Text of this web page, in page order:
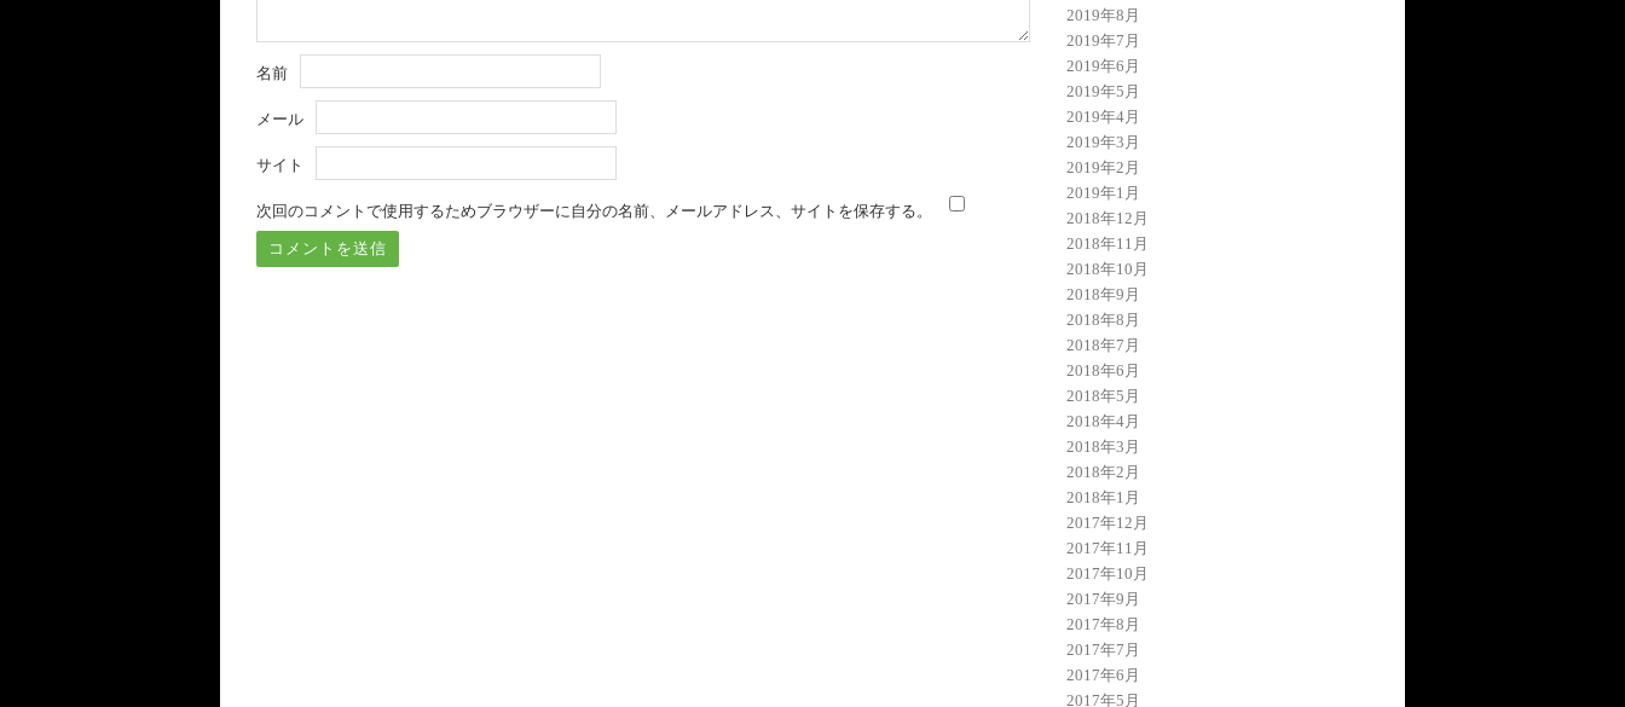
名前
メール
サイト
次回のコメントで使用するためブラウザーに自分の名前、メールアドレス、サイトを保存する。
2019年8月
2019年7月
2019年6月
2019年5月
2019年4月
2019年3月
2019年2月
2019年1月
2018年12月
2018年11月
2018年10月
2018年9月
2018年8月
2018年7月
2018年6月
2018年5月
2018年4月
2018年3月
2018年2月
2018年1月
2017年12月
2017年11月
2017年10月
2017年9月
2017年8月
2017年7月
2017年6月
2017年5月